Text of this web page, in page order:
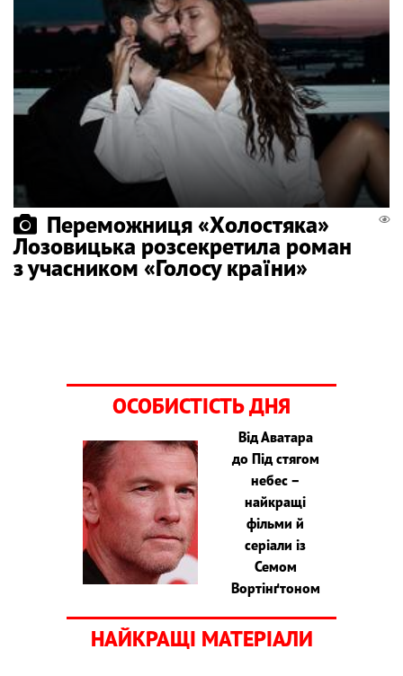
Переможниця «Холостяка»
Лозовицька розсекретила роман
з учасником «Голосу країни»
ОСОБИСТІСТЬ ДНЯ
Від Аватара
до Під стягом
небес –
найкращі
фільми й
серіали із
Семом
Вортінґтоном
НАЙКРАЩІ МАТЕРІАЛИ